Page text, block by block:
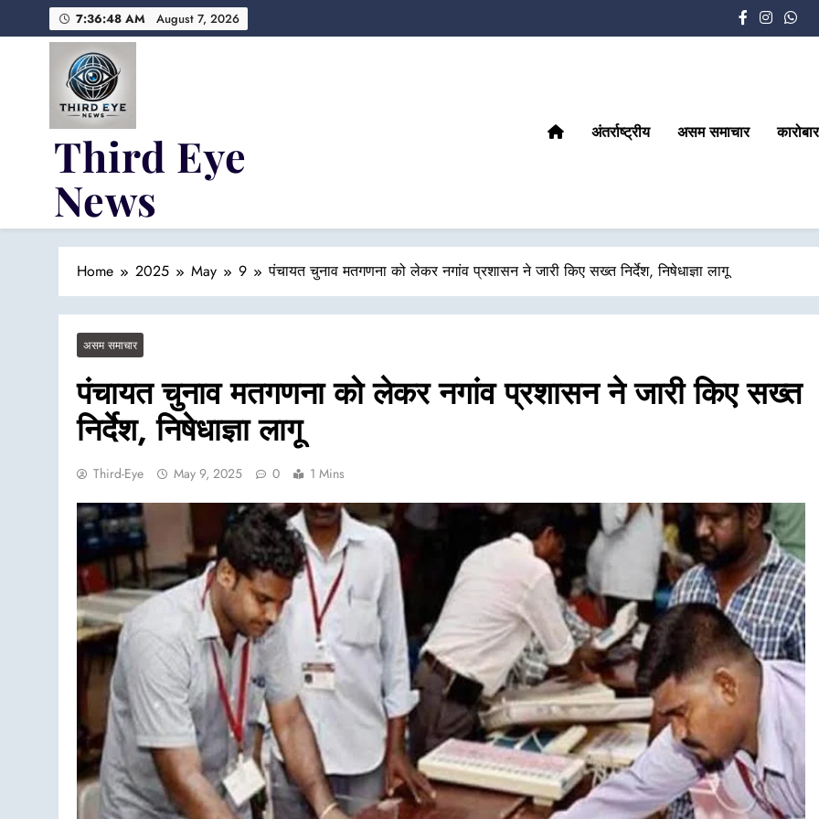
to
7:36:49 AM August 7, 2026
Third Eye
News
अंतर्राष्ट्रीय असम समाचार कारोबार
Home 2025 May 9 पंचायत चुनाव मतगणना को लेकर नगांव प्रशासन ने जारी किए सख्त निर्देश, निषेधाज्ञा लागू
असम समाचार
पंचायत चुनाव मतगणना को लेकर नगांव प्रशासन ने जारी किए सख्त
निर्देश, निषेधाज्ञा लागू
Third-Eye May 9, 2025 0 1 Mins
लखीमपुर सदर थाना परिसर में ‘अमृत धारा’
पेयजल कूलर का उद्घाटन
August 6, 2026
बाढ़ पीड़ितों की सहायता के लिए पूर्वोत्तर प्रदेशीय
मारवाड़ी सम्मेलन का राहत अभियान तेज, ऊपरी
असम के लिए रवाना हुआ राहत सामग्री से भरा
ट्रक
August 6, 2026